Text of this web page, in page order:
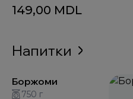
149,00 MDL
Напитки
Боржоми
750 г